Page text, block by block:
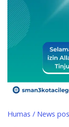
Humas / News